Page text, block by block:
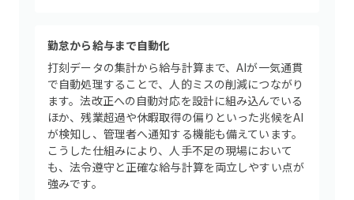
勤怠から給与まで自動化
打刻データの集計から給与計算まで、AIが一気通貫
で自動処理することで、人的ミスの削減につながり
ます。法改正への自動対応を設計に組み込んでいる
ほか、残業超過や休暇取得の偏りといった兆候をAI
が検知し、管理者へ通知する機能も備えています。
こうした仕組みにより、人手不足の現場において
も、法令遵守と正確な給与計算を両立しやすい点が
強みです。